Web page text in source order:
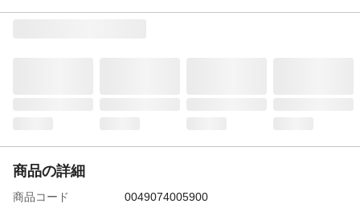
商品の詳細
商品コード
0049074005900